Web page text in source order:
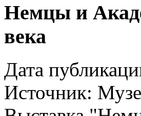
Немцы и
века
Дата
Источник: